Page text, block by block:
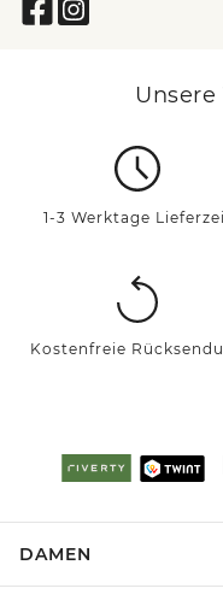
1-3 Werktage
Kostenfreie
DAMEN